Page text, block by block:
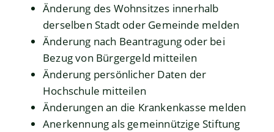
Änderung des Wohnsitzes innerhalb
derselben Stadt oder Gemeinde melden
Änderung nach Beantragung oder bei
Bezug von Bürgergeld mitteilen
Änderung persönlicher Daten der
Hochschule mitteilen
Änderungen an die Krankenkasse melden
Anerkennung als gemeinnützige Stiftung